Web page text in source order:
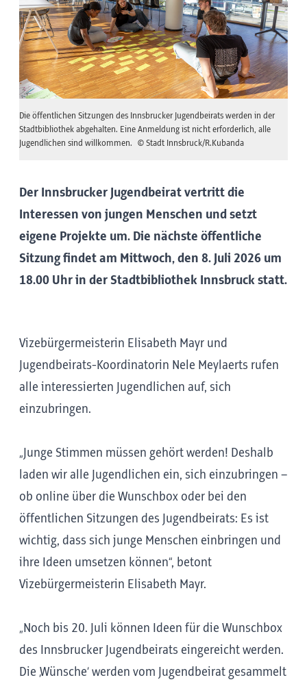
Die öffentlichen Sitzungen des Innsbrucker Jugendbeirats werden in der
Stadtbibliothek abgehalten. Eine Anmeldung ist nicht erforderlich, alle
Jugendlichen sind willkommen.
© Stadt Innsbruck/R.Kubanda
Der Innsbrucker Jugendbeirat vertritt die
Interessen von jungen Menschen und setzt
eigene Projekte um. Die nächste öffentliche
Sitzung findet am Mittwoch, den 8. Juli 2026 um
18.00 Uhr in der Stadtbibliothek Innsbruck statt.
Vizebürgermeisterin Elisabeth Mayr und
Jugendbeirats-Koordinatorin Nele Meylaerts rufen
alle interessierten Jugendlichen auf, sich
einzubringen.
„Junge Stimmen müssen gehört werden! Deshalb
laden wir alle Jugendlichen ein, sich einzubringen –
ob online über die Wunschbox oder bei den
öffentlichen Sitzungen des Jugendbeirats: Es ist
wichtig, dass sich junge Menschen einbringen und
ihre Ideen umsetzen können“, betont
Vizebürgermeisterin Elisabeth Mayr.
„Noch bis 20. Juli können Ideen für die Wunschbox
des Innsbrucker Jugendbeirats eingereicht werden.
Die ‚Wünsche‘ werden vom Jugendbeirat gesammelt